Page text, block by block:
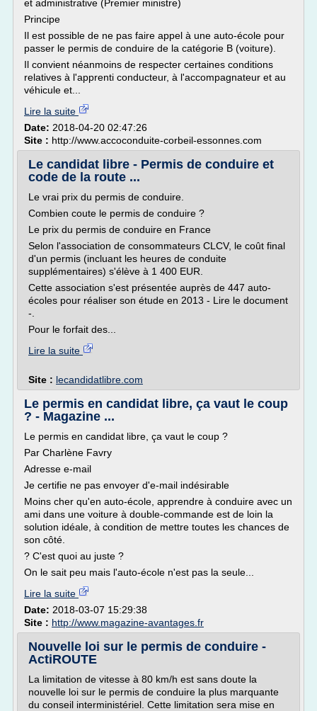
et administrative (Premier ministre)
Principe
Il est possible de ne pas faire appel à une auto-école pour
passer le permis de conduire de la catégorie B (voiture).
Il convient néanmoins de respecter certaines conditions
relatives à l'apprenti conducteur, à l'accompagnateur et au
véhicule et...
Lire la suite
Date: 2018-04-20 02:47:26
Site : http://www.accoconduite-corbeil-essonnes.com
Le candidat libre - Permis de conduire et
code de la route ...
Le vrai prix du permis de conduire.
Combien coute le permis de conduire ?
Le prix du permis de conduire en France
Selon l'association de consommateurs CLCV, le coût final
d'un permis (incluant les heures de conduite
supplémentaires) s'élève à 1 400 EUR.
Cette association s'est présentée auprès de 447 auto-
écoles pour réaliser son étude en 2013 - Lire le document
-.
Pour le forfait des...
Lire la suite
Site : lecandidatlibre.com
Le permis en candidat libre, ça vaut le coup
? - Magazine ...
Le permis en candidat libre, ça vaut le coup ?
Par Charlène Favry
Adresse e-mail
Je certifie ne pas envoyer d'e-mail indésirable
Moins cher qu'en auto-école, apprendre à conduire avec un
ami dans une voiture à double-commande est de loin la
solution idéale, à condition de mettre toutes les chances de
son côté.
? C'est quoi au juste ?
On le sait peu mais l'auto-école n'est pas la seule...
Lire la suite
Date: 2018-03-07 15:29:38
Site : http://www.magazine-avantages.fr
Nouvelle loi sur le permis de conduire -
ActiROUTE
La limitation de vitesse à 80 km/h est sans doute la
nouvelle loi sur le permis de conduire la plus marquante
du conseil interministériel. Cette limitation sera mise en